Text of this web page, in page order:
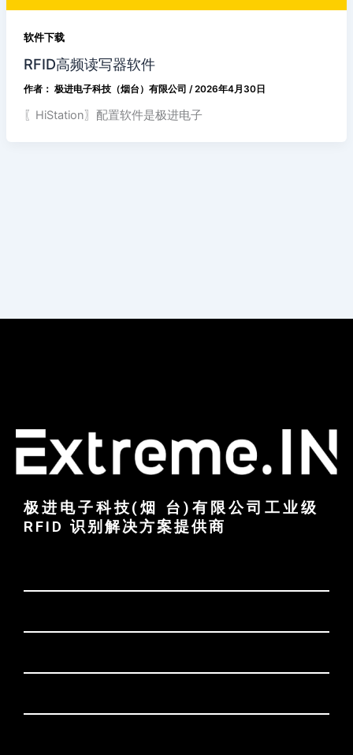
软件下载
RFID高频读写器软件
作者： 极进电子科技（烟台）有限公司 /2026年4月30日
〖HiStation〗配置软件是极进电子
极进电子科技(烟 台)有限公司工业级
RFID 识别解决方案提供商